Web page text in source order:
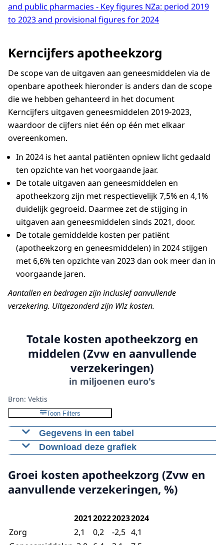
and public pharmacies - Key figures NZa: period 2019
to 2023 and provisional figures for 2024
Kerncijfers apotheekzorg
De scope van de uitgaven aan geneesmiddelen via de
openbare apotheek hieronder is anders dan de scope
die we hebben gehanteerd in het document
Kerncijfers uitgaven geneesmiddelen 2019-2023,
waardoor de cijfers niet één op één met elkaar
overeenkomen.
In 2024 is het aantal patiënten opniew licht gedaald
ten opzichte van het voorgaande jaar.
De totale uitgaven aan geneesmiddelen en
apotheekzorg zijn met respectievelijk 7,5% en 4,1%
duidelijk gegroeid. Daarmee zet de stijging in
uitgaven aan geneesmiddelen sinds 2021, door.
De totale gemiddelde kosten per patiënt
(apotheekzorg en geneesmiddelen) in 2024 stijgen
met 6,6% ten opzichte van 2023 dan ook meer dan in
voorgaande jaren.
Aantallen en bedragen zijn inclusief aanvullende
verzekering. Uitgezonderd zijn Wlz kosten.
Totale kosten apotheekzorg en
middelen (Zvw en aanvullende
verzekeringen)
in miljoenen euro's
Bron: Vektis
Toon Filters
Gegevens in een tabel
2020 2021
Geneesmiddelen3568,7 3456,83672,13784,5
Totaal
5034,54952,15165,1
Download deze grafiek
Download CSV-bestand
Groei kosten apotheekzorg (Zvw en
aanvullende verzekeringen, %)
2021202220232024
Zorg
2,1 0,2 -2,5 4,1